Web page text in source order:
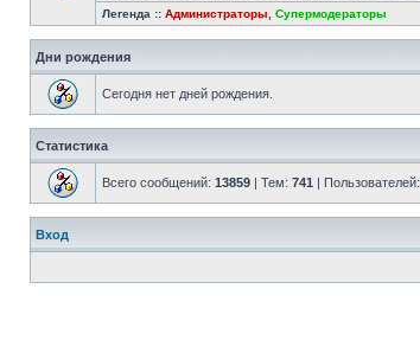
Легенда :: Администраторы Супермодераторы
Дни рождения
Сегодня нет дней рождения.
Статистика
Всего сообщений: 13859 | Тем: 741 | Пользователей:
Вход